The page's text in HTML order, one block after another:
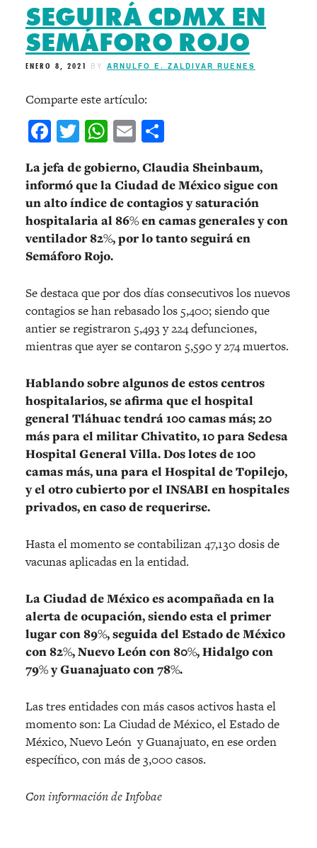
SEGUIRÁ CDMX EN
SEMÁFORO ROJO
ENERO 8, 2021 BY ARNULFO E. ZALDIVAR RUENES
Comparte este artículo:
Facebook
Twitter
WhatsApp
Email
La jefa de gobierno, Claudia Sheinbaum,
informó que la Ciudad de México sigue con
un alto índice de contagios y saturación
hospitalaria al 86% en camas generales y con
ventilador 82%, por lo tanto seguirá en
Semáforo Rojo.
Se destaca que por dos días consecutivos los nuevos
contagios se han rebasado los 5,400; siendo que
antier se registraron 5,493 y 224 defunciones,
mientras que ayer se contaron 5,590 y 274 muertos.
Hablando sobre algunos de estos centros
hospitalarios, se afirma que el hospital
general Tláhuac tendrá 100 camas más; 20
más para el militar Chivatito, 10 para Sedesa
Hospital General Villa. Dos lotes de 100
camas más, una para el Hospital de Topilejo,
y el otro cubierto por el INSABI en hospitales
privados, en caso de requerirse.
Hasta el momento se contabilizan 47,130 dosis de
vacunas aplicadas en la entidad.
La Ciudad de México es acompañada en la
alerta de ocupación, siendo esta el primer
lugar con 89%, seguida del Estado de México
con 82%, Nuevo León con 80%, Hidalgo con
79% y Guanajuato con 78%.
Las tres entidades con más casos activos hasta el
momento son: La Ciudad de México, el Estado de
México, Nuevo León y Guanajuato, en ese orden
específico, con más de 3,000 casos.
Con información de Infobae